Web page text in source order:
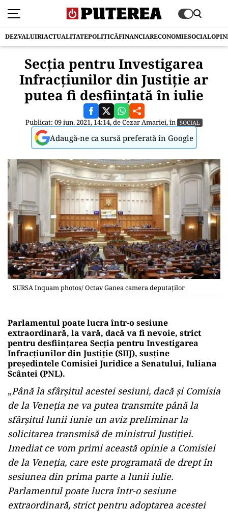
DEZVALUIRIACTUALITATEPOLITICĂFINANCIARECONOMIESOCIAL
Secția pentru Investigarea
Infracțiunilor din Justiție ar
putea fi desființată în iulie
Publicat: 09 iun. 2021, 14:14, deCezar Amariei, în SOCIAL
Adaugă-ne ca sursă preferată în Google
SURSA Inquam photos/ Octav Ganea camera deputaților
Parlamentul poate lucra într-o sesiune
extraordinară, la vară, dacă va fi nevoie, strict
pentru desființarea Secția pentru Investigarea
Infracțiunilor din Justiție (SIIJ), susține
președintele Comisiei Juridice a Senatului, Iuliana
Scântei (PNL).
„Până la sfârșitul acestei sesiuni, dacă și Comisia
de la Veneția ne va putea transmite până la
sfârșitul lunii iunie un aviz preliminar la
solicitarea transmisă de ministrul Justiției.
Imediat ce vom primi această opinie a Comisiei
de la Veneția, care este programată de drept în
sesiunea din prima parte a lunii iulie.
Parlamentul poate lucra într-o sesiune
extraordinară, strict pentru adoptarea acestei